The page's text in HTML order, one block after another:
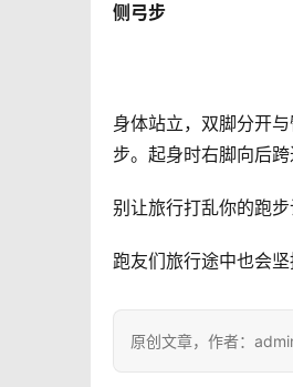
侧弓步
身体站立，双脚分开
步。起身时右脚向后
别让旅行打乱你的跑
跑友们旅行途中也会坚
原创文章，作者：